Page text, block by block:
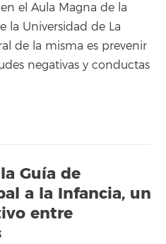
el Aula Magna de la
la Universidad de La
de la misma es prevenir
negativas y conductas
Guía de
a la Infancia, un
entre